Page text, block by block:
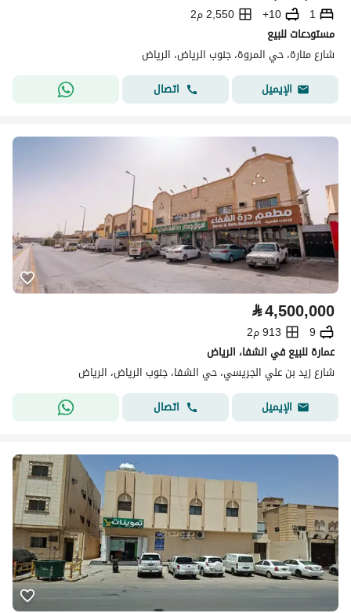
1
10+
2,550 م2
مستودعات للبيع
شارع منارة، حي المروة، جنوب الرياض، الرياض
الإيميل
اتصال
⃁4,500,000
9
913 م2
عمارة للبيع في الشفا، الرياض
شارع زيد بن علي الجريسي، حي الشفا، جنوب الرياض، الرياض
الإيميل
اتصال